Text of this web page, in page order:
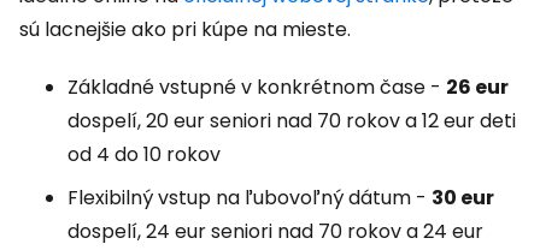
sú lacnejšie ako pri kúpe na mieste.
Základné vstupné v konkrétnom čase - 26 eur
dospelí, 20 eur seniori nad 70 rokov a 12 eur deti
od 4 do 10 rokov
Flexibilný vstup na ľubovoľný dátum - 30 eur
dospelí, 24 eur seniori nad 70 rokov a 24 eur